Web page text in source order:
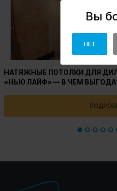
Вы
НЕТ
НАТЯЖНЫЕ ПОТОЛКИ ДЛЯ
«НЬЮ ЛАЙФ» — В ЧЕМ